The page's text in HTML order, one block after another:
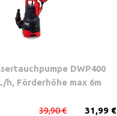
DWP400
h, Förderhöhe max 6m
31,99 €
39,90 €